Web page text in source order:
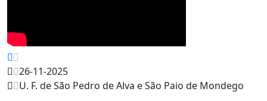
26-11-2025
U. F. de São Pedro de Alva e São Paio de Mondego